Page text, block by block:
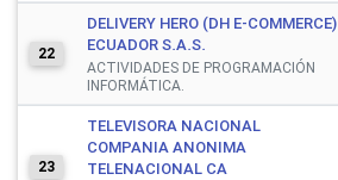
22
DELIVERY HERO (DH E-COMMERCE)
ECUADOR S.A.S.
ACTIVIDADES DE PROGRAMACIÓN
INFORMÁTICA.
23
TELEVISORA NACIONAL
COMPANIA ANONIMA
TELENACIONAL CA